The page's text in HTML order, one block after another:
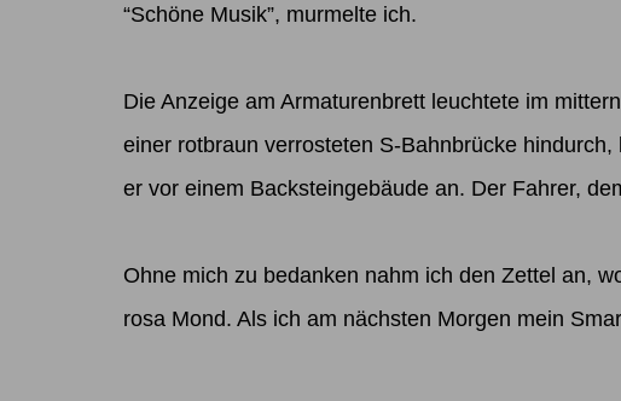
“Schöne Musik”, murmelte ich.
Die Anzeige am Armaturenbrett leuchtete im
einer rotbraun verrosteten S-Bahnbrücke
er vor einem Backsteingebäude an. Der Fahrer,
Ohne mich zu bedanken nahm ich den Zettel an,
rosa Mond. Als ich am nächsten Morgen mein